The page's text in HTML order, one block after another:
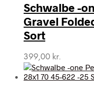
639,00
Schwalbe -
Gravel
Sort
399,00 kr.